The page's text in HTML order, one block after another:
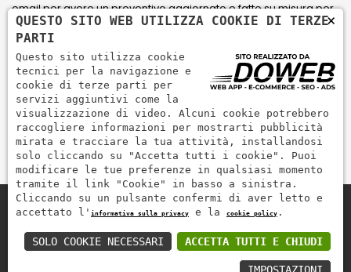
email per avere un preventivo aggiornato e fatto su misura per
il cliente.
5) Paga con Carta di credito Visa, Visa Electron, Maestro,
Mastercard tramite il circuito PayPal. PayPal serve per pagare,
inviare denaro e accettare pagamenti in modo rapido,
semplice e sicuro.
Zem Marmi P.I. 03463990246
Paga in modo sicuro con
×
QUESTO SITO WEB UTILIZZA COOKIE DI TERZE
PARTI
Questo sito utilizza cookie
tecnici per la navigazione e
cookie di terze parti per
servizi aggiuntivi come la
visualizzazione di video. Alcuni cookie potrebbero
raccogliere informazioni per mostrarti pubblicità
mirata e tracciare la tua attività, installandosi
solo cliccando su "Accetta tutti i cookie". Puoi
modificare le tue preferenze in qualsiasi momento
tramite il link "Cookie" in basso a sinistra.
Cliccando su un pulsante confermi di aver letto e
accettato l' informativa sulla privacy e la cookie policy .
ACCETTA TUTTI E CHIUDI
SOLO COOKIE NECESSARI